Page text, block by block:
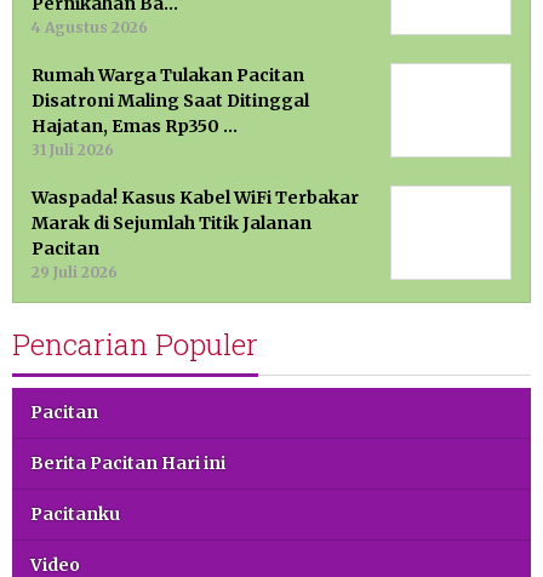
4 Agustus 2026
Rumah Warga Tulakan Pacitan
Disatroni Maling Saat Ditinggal
Hajatan, Emas Rp350 …
31 Juli 2026
Waspada! Kasus Kabel WiFi Terbakar
Marak di Sejumlah Titik Jalanan
Pacitan
29 Juli 2026
Pencarian Populer
Pacitan
Berita Pacitan Hari ini
Pacitanku
Video